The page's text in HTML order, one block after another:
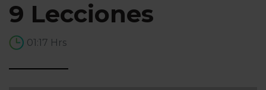
9 Lecciones
01:17 Hrs